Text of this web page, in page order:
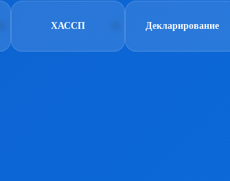
ХАССП Декларирование